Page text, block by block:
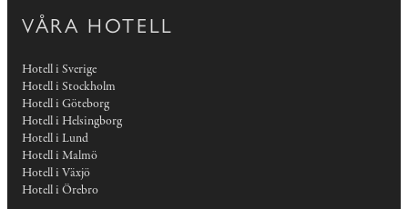
VÅRA HOTELL
Hotell i Sverige
Hotell i Stockholm
Hotell i Göteborg
Hotell i Helsingborg
Hotell i Lund
Hotell i Malmö
Hotell i Växjö
Hotell i Örebro